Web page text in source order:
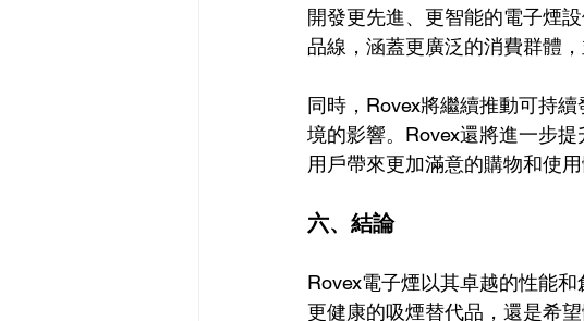
開發更先進、更智能的電子煙
品線，涵蓋更廣泛的消費群體
同時，Rovex將繼續推動可持
境的影響。Rovex還將進一步
用戶帶來更加滿意的購物和使用
六、結論
Rovex電子煙以其卓越的性能
更健康的吸煙替代品，還是希